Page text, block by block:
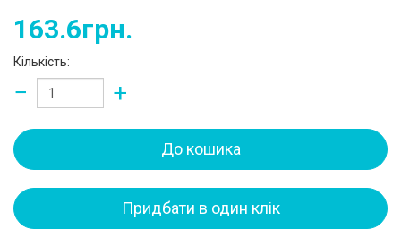
163.6грн.
Кількість:
− +
До кошика
Придбати в один клік